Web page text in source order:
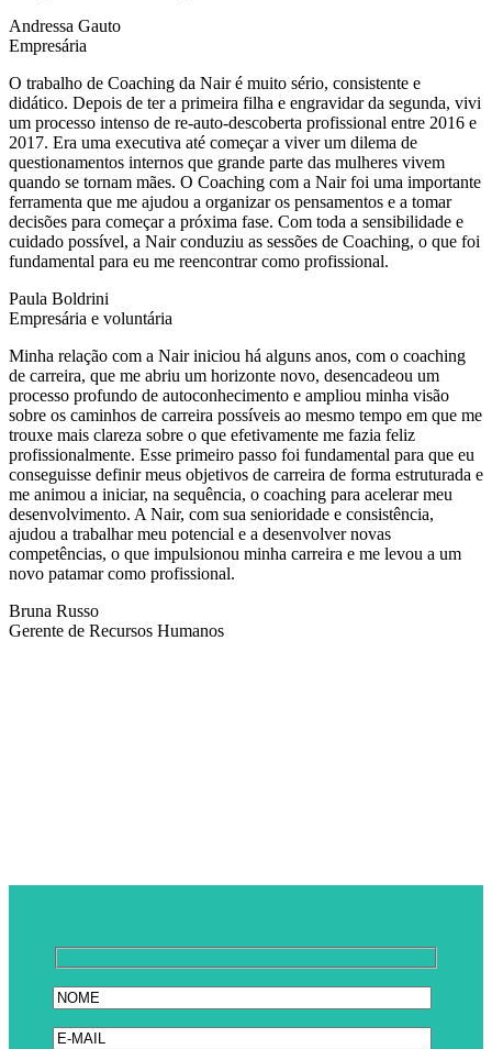
Andressa Gauto
Empresária
O trabalho de Coaching da Nair é muito sério, consistente e
didático. Depois de ter a primeira filha e engravidar da segunda, vivi
um processo intenso de re-auto-descoberta profissional entre 2016 e
2017. Era uma executiva até começar a viver um dilema de
questionamentos internos que grande parte das mulheres vivem
quando se tornam mães. O Coaching com a Nair foi uma importante
ferramenta que me ajudou a organizar os pensamentos e a tomar
decisões para começar a próxima fase. Com toda a sensibilidade e
cuidado possível, a Nair conduziu as sessões de Coaching, o que foi
fundamental para eu me reencontrar como profissional.
Paula Boldrini
Empresária e voluntária
Minha relação com a Nair iniciou há alguns anos, com o coaching
de carreira, que me abriu um horizonte novo, desencadeou um
processo profundo de autoconhecimento e ampliou minha visão
sobre os caminhos de carreira possíveis ao mesmo tempo em que me
trouxe mais clareza sobre o que efetivamente me fazia feliz
profissionalmente. Esse primeiro passo foi fundamental para que eu
conseguisse definir meus objetivos de carreira de forma estruturada e
me animou a iniciar, na sequência, o coaching para acelerar meu
desenvolvimento. A Nair, com sua senioridade e consistência,
ajudou a trabalhar meu potencial e a desenvolver novas
competências, o que impulsionou minha carreira e me levou a um
novo patamar como profissional.
Bruna Russo
Gerente de Recursos Humanos